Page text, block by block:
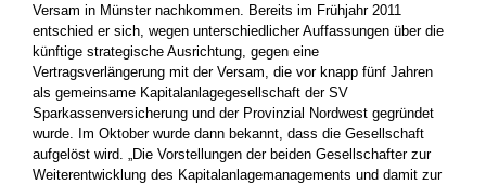
Versam in Münster nachkommen. Bereits im Frühjahr 2011
entschied er sich, wegen unterschiedlicher Auffassungen über die
künftige strategische Ausrichtung, gegen eine
Vertragsverlängerung mit der Versam, die vor knapp fünf Jahren
als gemeinsame Kapitalanlagegesellschaft der SV
Sparkassenversicherung und der Provinzial Nordwest gegründet
wurde. Im Oktober wurde dann bekannt, dass die Gesellschaft
aufgelöst wird. „Die Vorstellungen der beiden Gesellschafter zur
Weiterentwicklung des Kapitalanlagemanagements und damit zur